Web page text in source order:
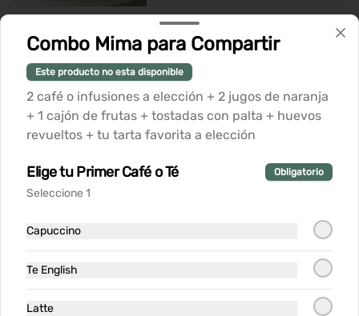
Piqueos
Hummus de la Casa
Dipping de hummus de Albahaca y
Trufada, Queso Granna Padanno y
Combo Mima para Compartir
Este producto no esta disponible
2 café o infusiones a elección + 2 jugos de naranja
+ 1 cajón de frutas + tostadas con palta + huevos
revueltos + tu tarta favorita a elección
Elige tu Primer Café o Té Obligatorio
Seleccione 1
Capuccino
Te English
Latte